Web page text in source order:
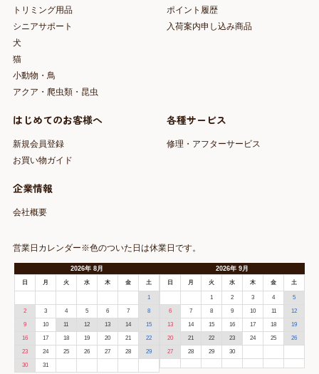
トリミング用品
シニアサポート
犬
猫
小動物・鳥
アクア・爬虫類・昆虫
ポイント履歴
入荷案内申し込み商品
はじめてのお客様へ
新規会員登録
お買い物ガイド
各種サービス
修理・アフターサービス
企業情報
会社概要
営業日カレンダー※色のついた日は休業日です。
2026年 8月
日 月 火 水 木 金 土
1
2 3 4 5 6 7 8
9 10 11 12 13 14 15
16 17 18 19 20 21 22
23 24 25 26 27 28 29
30 31
2026年9月
日 月 火 水 木 金 土
1 2 3 4 5
6 7 8 9 10 11 12
13 14 15 16 17 18 19
20 21 22 23 24 25 26
27 28 29 30